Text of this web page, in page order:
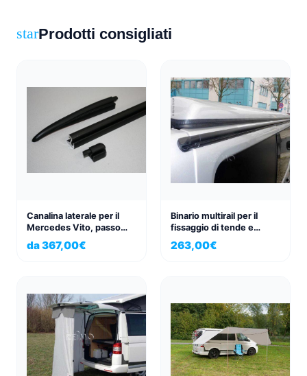
starProdotti consigliati
Canalina laterale per il
Mercedes Vito, passo
corto e passo lungo, dal
2015
da367,00€
Binario multirail per il
fissaggio di tende e
tendalini Renault Trafic,
Opel Vivaro, Fiat Talento
263,00€